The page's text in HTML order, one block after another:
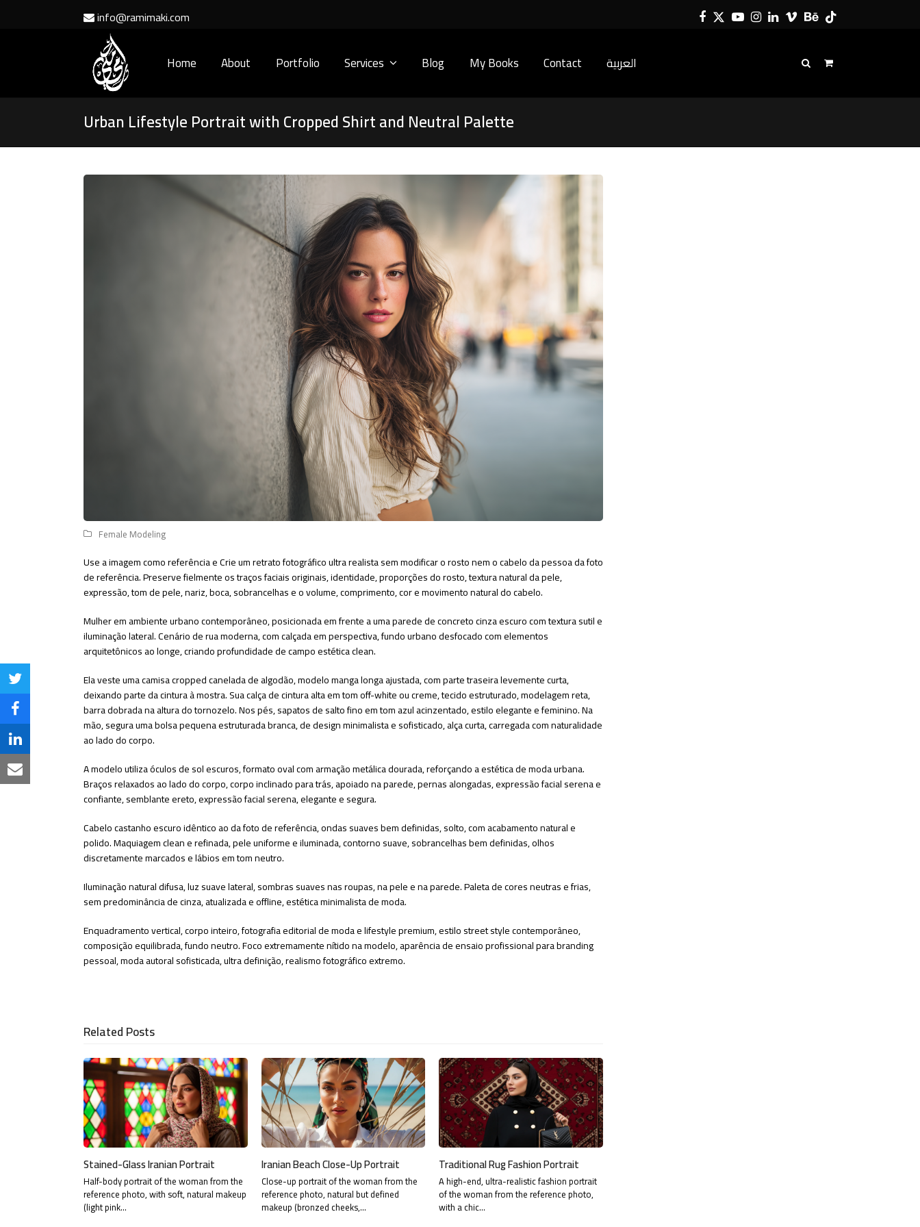
info@ramimaki.com Facebook
TwitterYouTube
Instagram
LinkedIn
VimeoBehance
Tiktok
Home About Portfolio Services Blog My Books Contact العربية
Urban Lifestyle Portrait with Cropped Shirt and Neutral Palette
Female Modeling
Use a imagem como referência e Crie um retrato fotográfico ultra realista sem modificar o rosto nem o cabelo da pessoa da foto
de referência. Preserve fielmente os traços faciais originais, identidade, proporções do rosto, textura natural da pele,
expressão, tom de pele, nariz, boca, sobrancelhas e o volume, comprimento, cor e movimento natural do cabelo.
Mulher em ambiente urbano contemporâneo, posicionada em frente a uma parede de concreto cinza escuro com textura sutil e
iluminação lateral. Cenário de rua moderna, com calçada em perspectiva, fundo urbano desfocado com elementos
arquitetônicos ao longe, criando profundidade de campo estética clean.
Ela veste uma camisa cropped canelada de algodão, modelo manga longa ajustada, com parte traseira levemente curta,
deixando parte da cintura à mostra. Sua calça de cintura alta em tom off-white ou creme, tecido estruturado, modelagem reta,
barra dobrada na altura do tornozelo. Nos pés, sapatos de salto fino em tom azul acinzentado, estilo elegante e feminino. Na
mão, segura uma bolsa pequena estruturada branca, de design minimalista e sofisticado, alça curta, carregada com naturalidade
ao lado do corpo.
A modelo utiliza óculos de sol escuros, formato oval com armação metálica dourada, reforçando a estética de moda urbana.
Braços relaxados ao lado do corpo, corpo inclinado para trás, apoiado na parede, pernas alongadas, expressão facial serena e
confiante, semblante ereto, expressão facial serena, elegante e segura.
Cabelo castanho escuro idêntico ao da foto de referência, ondas suaves bem definidas, solto, com acabamento natural e
polido. Maquiagem clean e refinada, pele uniforme e iluminada, contorno suave, sobrancelhas bem definidas, olhos
discretamente marcados e lábios em tom neutro.
Iluminação natural difusa, luz suave lateral, sombras suaves nas roupas, na pele e na parede. Paleta de cores neutras e frias,
sem predominância de cinza, atualizada e offline, estética minimalista de moda.
Enquadramento vertical, corpo inteiro, fotografia editorial de moda e lifestyle premium, estilo street style contemporâneo,
composição equilibrada, fundo neutro. Foco extremamente nítido na modelo, aparência de ensaio profissional para branding
pessoal, moda autoral sofisticada, ultra definição, realismo fotográfico extremo.
Share
on
Twitter
Share
on
Facebook
Share
on
Share
Related Posts
Stained-Glass Iranian Portrait
Half-body portrait of the woman from the
reference photo, with soft, natural makeup
(light pink…
Iranian Beach Close-Up Portrait
Close-up portrait of the woman from the
reference photo, natural but defined
makeup (bronzed cheeks,…
Traditional Rug Fashion Portrait
A high-end, ultra-realistic fashion portrait
of the woman from the reference photo,
with a chic…